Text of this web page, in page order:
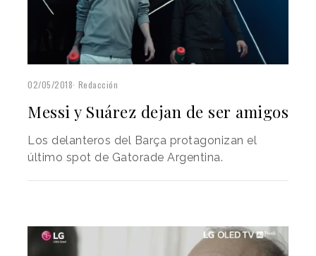
02/05/2018 Redacción
Messi y Suárez dejan de ser amigos
Los delanteros del Barça protagonizan el
último spot de Gatorade Argentina.